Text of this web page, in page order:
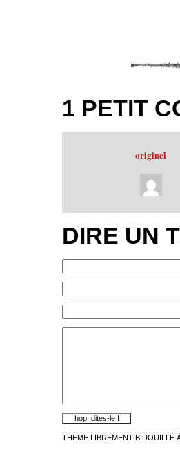
1 PETIT
originel
DIRE UN
THEME LIBREMENT BIDOUILLÉ